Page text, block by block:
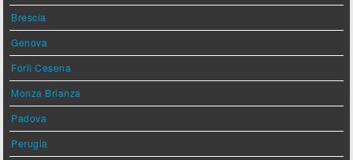
Brescia
Genova
Forlì Cesena
Monza Brianza
Padova
Perugia